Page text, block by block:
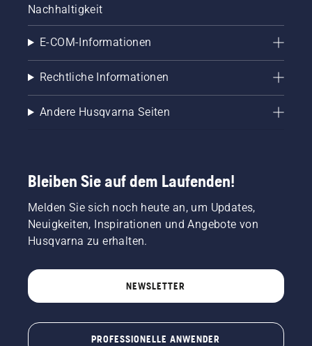
Nachhaltigkeit
E-COM-Informationen
Rechtliche Informationen
Andere Husqvarna Seiten
Bleiben Sie auf dem Laufenden!
Melden Sie sich noch heute an, um Updates,
Neuigkeiten, Inspirationen und Angebote von
Husqvarna zu erhalten.
NEWSLETTER
PROFESSIONELLE ANWENDER